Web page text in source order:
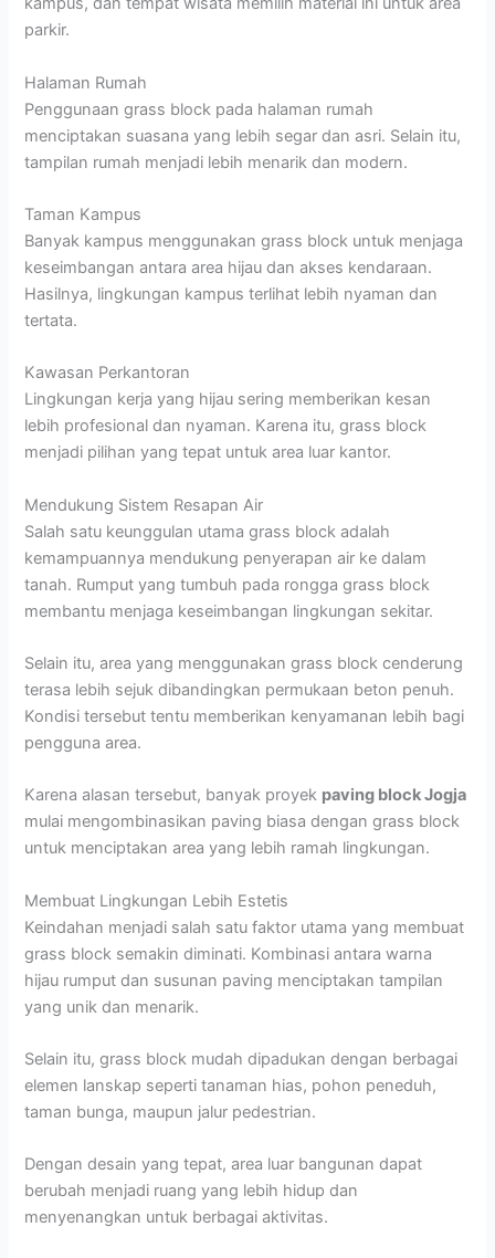
parkir.
Halaman Rumah
Penggunaan grass block pada halaman rumah
menciptakan suasana yang lebih segar dan asri. Selain itu,
tampilan rumah menjadi lebih menarik dan modern.
Taman Kampus
Banyak kampus menggunakan grass block untuk menjaga
keseimbangan antara area hijau dan akses kendaraan.
Hasilnya, lingkungan kampus terlihat lebih nyaman dan
tertata.
Kawasan Perkantoran
Lingkungan kerja yang hijau sering memberikan kesan
lebih profesional dan nyaman. Karena itu, grass block
menjadi pilihan yang tepat untuk area luar kantor.
Mendukung Sistem Resapan Air
Salah satu keunggulan utama grass block adalah
kemampuannya mendukung penyerapan air ke dalam
tanah. Rumput yang tumbuh pada rongga grass block
membantu menjaga keseimbangan lingkungan sekitar.
Selain itu, area yang menggunakan grass block cenderung
terasa lebih sejuk dibandingkan permukaan beton penuh.
Kondisi tersebut tentu memberikan kenyamanan lebih bagi
pengguna area.
Karena alasan tersebut, banyak proyek paving block Jogja
mulai mengombinasikan paving biasa dengan grass block
untuk menciptakan area yang lebih ramah lingkungan.
Membuat Lingkungan Lebih Estetis
Keindahan menjadi salah satu faktor utama yang membuat
grass block semakin diminati. Kombinasi antara warna
hijau rumput dan susunan paving menciptakan tampilan
yang unik dan menarik.
Selain itu, grass block mudah dipadukan dengan berbagai
elemen lanskap seperti tanaman hias, pohon peneduh,
taman bunga, maupun jalur pedestrian.
Dengan desain yang tepat, area luar bangunan dapat
berubah menjadi ruang yang lebih hidup dan
menyenangkan untuk berbagai aktivitas.